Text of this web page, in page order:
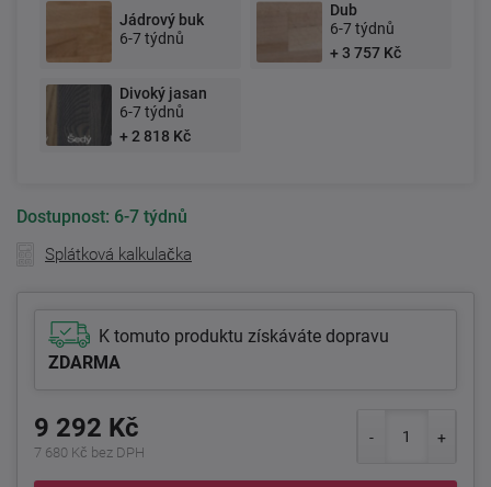
Jádrový buk
6-7 týdnů
Dub
6-7 týdnů
+ 3 757 Kč
Divoký jasan
6-7 týdnů
+ 2 818 Kč
Dostupnost: 6-7 týdnů
Splátková kalkulačka
K tomuto produktu získáváte dopravu
ZDARMA
9 292 Kč
7 680 Kč bez DPH